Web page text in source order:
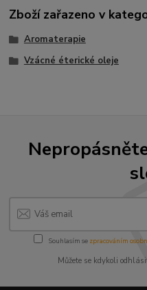
Zboží zařazeno v
Aromaterapie
Vzácné éterické oleje
Souhlasím se zpracováním
Můžete se kdykoli